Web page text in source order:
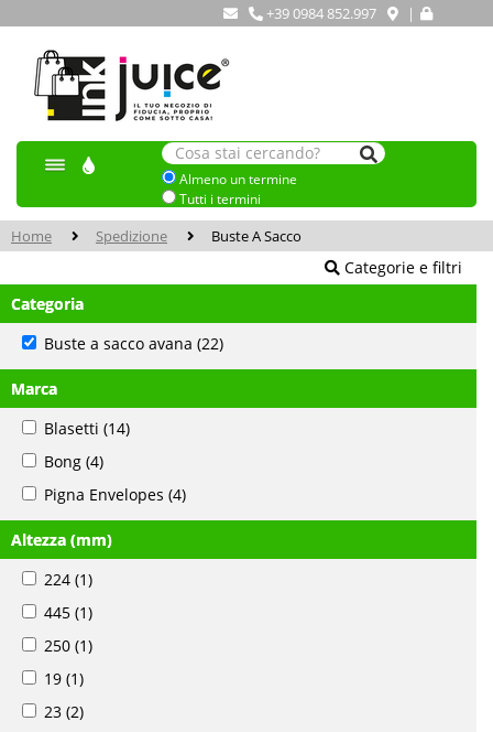
+39 0984 852.997 |
Almeno un termine
Tutti i termini
Home Spedizione Buste A Sacco
Categorie e filtri
Categoria
Buste a sacco avana (22)
Marca
Blasetti (14)
Bong (4)
Pigna Envelopes (4)
Altezza (mm)
224 (1)
445 (1)
250 (1)
19 (1)
23 (2)